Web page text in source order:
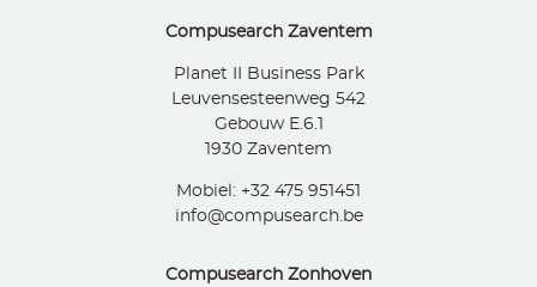
Compusearch Zaventem
Planet II Business Park
Leuvensesteenweg 542
Gebouw E.6.1
1930 Zaventem
Mobiel: +32 475 951451
info@compusearch.be
Compusearch Zonhoven